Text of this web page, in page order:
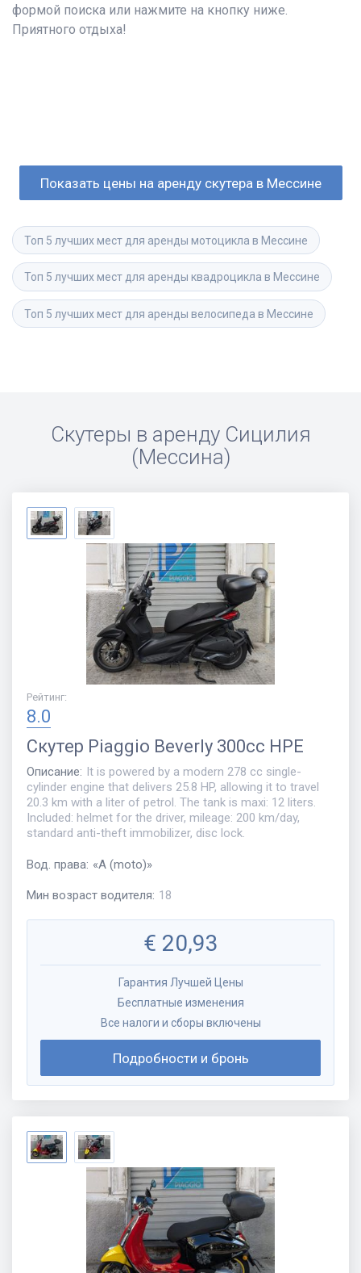
формой поиска или нажмите на кнопку ниже.
Приятного отдыха!
Показать цены на аренду скутера в Мессине
Топ 5 лучших мест для аренды мотоцикла в Мессине
Топ 5 лучших мест для аренды квадроцикла в Мессине
Топ 5 лучших мест для аренды велосипеда в Мессине
Скутеры в аренду Сицилия
(Мессина)
Рейтинг:
8.0
Скутер Piaggio Beverly 300cc HPE
Описание: It is powered by a modern 278 cc single-
cylinder engine that delivers 25.8 HP, allowing it to travel
20.3 km with a liter of petrol. The tank is maxi: 12 liters.
Included: helmet for the driver, mileage: 200 km/day,
standard anti-theft immobilizer, disc lock.
Вод. права: «A (moto)»
Мин возраст водителя: 18
€ 20,93
Гарантия Лучшей Цены
Бесплатные изменения
Все налоги и сборы включены
Подробности и бронь